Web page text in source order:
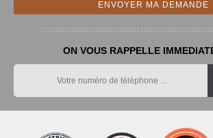
ON VOUS RAPPELLE